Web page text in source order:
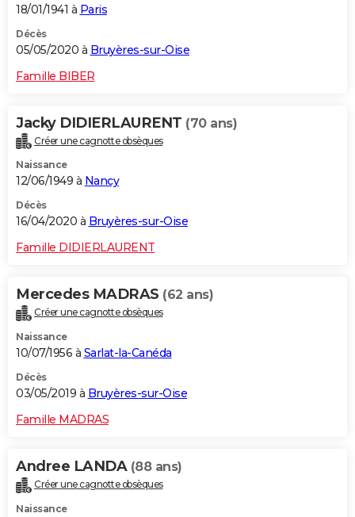
18/01/1941 à Paris
Décès
05/05/2020 à Bruyères-sur-Oise
Famille BIBER
Jacky DIDIERLAURENT (70 ans)
Créer une cagnotte obsèques
Naissance
12/06/1949 à Nancy
Décès
16/04/2020 à Bruyères-sur-Oise
Famille DIDIERLAURENT
Mercedes MADRAS (62 ans)
Créer une cagnotte obsèques
Naissance
10/07/1956 à Sarlat-la-Canéda
Décès
03/05/2019 à Bruyères-sur-Oise
Famille MADRAS
Andree LANDA (88 ans)
Créer une cagnotte obsèques
Naissance